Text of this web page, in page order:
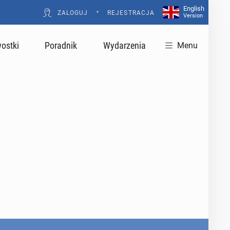
ZALOGUJ • REJESTRACJA
English
Version
Poradnik Wydarzenia Menu